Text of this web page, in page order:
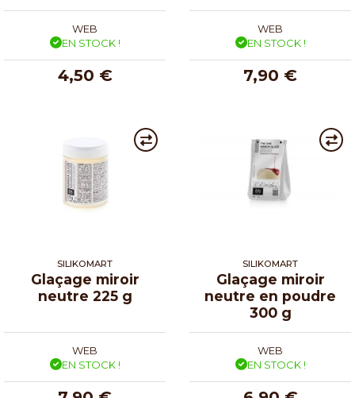
WEB
EN STOCK !
4,50 €
WEB
EN STOCK !
7,90 €
SILIKOMART
Glaçage miroir
neutre 225 g
WEB
EN STOCK !
SILIKOMART
Glaçage miroir
neutre en poudre
300 g
WEB
EN STOCK !